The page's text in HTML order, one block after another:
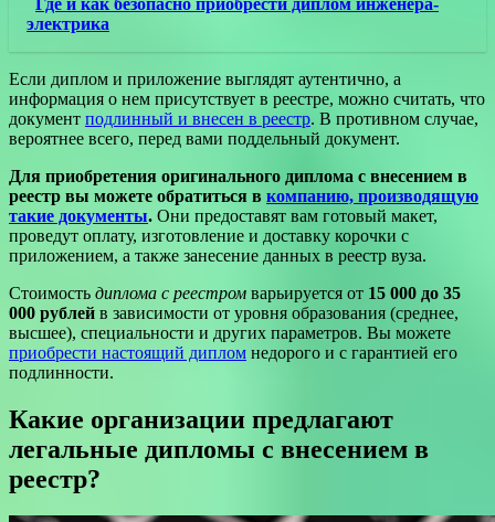
электрика
Если диплом и приложение выглядят аутентично, а
информация о нем присутствует в реестре, можно считать, что
документ подлинный и внесен в реестр. В противном случае,
вероятнее всего, перед вами поддельный документ.
Для приобретения оригинального диплома с внесением в
реестр вы можете обратиться в компанию, производящую
такие документы. Они предоставят вам готовый макет,
проведут оплату, изготовление и доставку корочки с
приложением, а также занесение данных в реестр вуза.
Стоимость диплома с реестром варьируется от 15 000 до 35
000 рублей в зависимости от уровня образования (среднее,
высшее), специальности и других параметров. Вы можете
приобрести настоящий диплом недорого и с гарантией его
подлинности.
Какие организации предлагают
легальные дипломы с внесением в
реестр?